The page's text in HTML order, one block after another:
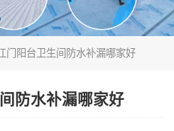
门阳台卫生间防水补漏哪家好
防水补漏哪家好